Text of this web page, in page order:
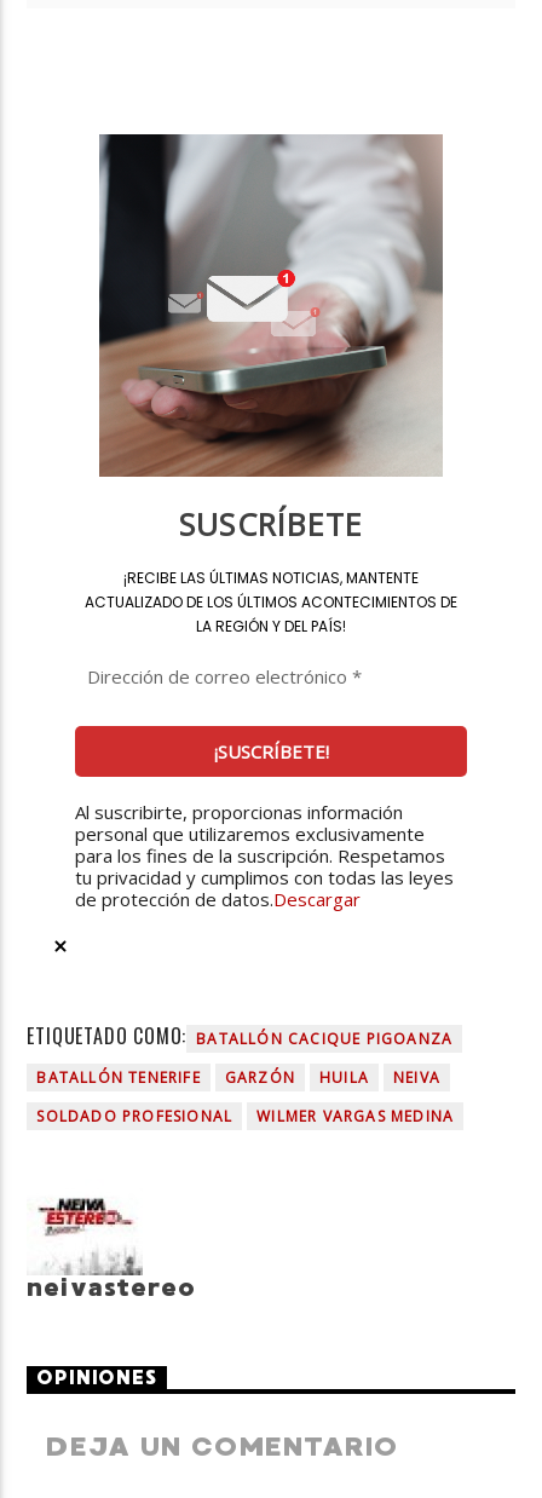
SUSCRÍBETE
¡RECIBE LAS ÚLTIMAS NOTICIAS, MANTENTE
ACTUALIZADO DE LOS ÚLTIMOS ACONTECIMIENTOS DE
LA REGIÓN Y DEL PAÍS!
Al suscribirte, proporcionas información
personal que utilizaremos exclusivamente
para los fines de la suscripción. Respetamos
tu privacidad y cumplimos con todas las leyes
de protección de datos.Descargar
ETIQUETADO COMO: BATALLÓN CACIQUE PIGOANZA
BATALLÓN TENERIFE
GARZÓN HUILA
NEIVA
SOLDADO PROFESIONAL
WILMER VARGAS MEDINA
neivastereo
OPINIONES
DEJA UN COMENTARIO